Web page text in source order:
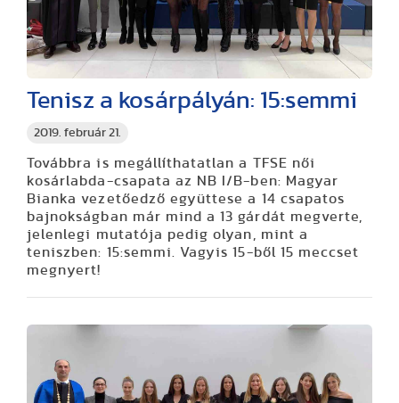
2019. február 21.
Tenisz a kosárpályán: 15:semmi
Továbbra is megállíthatatlan a TFSE női
kosárlabda-csapata az NB I/B-ben: Magyar
Bianka vezetőedző együttese a 14 csapatos
bajnokságban már mind a 13 gárdát megverte,
jelenlegi mutatója pedig olyan, mint a
teniszben: 15:semmi. Vagyis 15-ből 15 meccset
megnyert!